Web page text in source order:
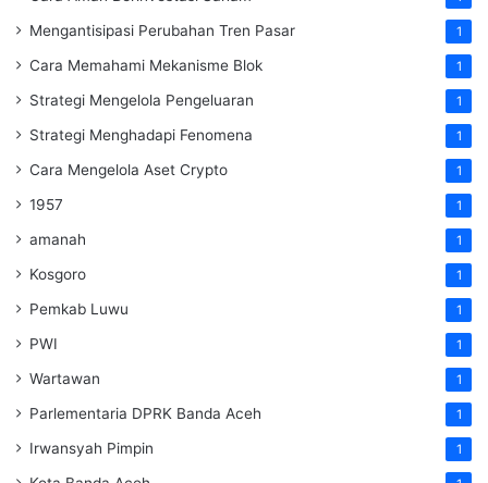
Mengantisipasi Perubahan Tren Pasar 1
Cara Memahami Mekanisme Blok 1
Strategi Mengelola Pengeluaran 1
Strategi Menghadapi Fenomena 1
Cara Mengelola Aset Crypto 1
1957 1
amanah 1
Kosgoro 1
Pemkab Luwu 1
PWI 1
Wartawan 1
Parlementaria DPRK Banda Aceh 1
Irwansyah Pimpin 1